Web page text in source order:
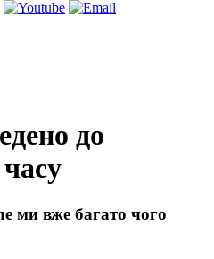
до
ми вже багато чого